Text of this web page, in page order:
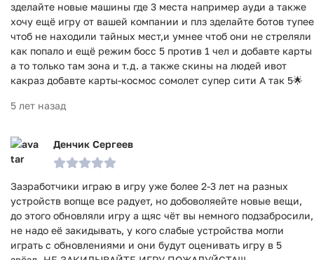
зделайте новые машины где 3 места например ауди а также
хочу ещё игру от вашей компании и плз зделайте ботов тупее
чтоб не находили тайных мест,и умнее чтоб они не стреляли
как попало и ещё режим босс 5 против 1 чел и добавте карты
а то только там зона и т.д. а также скины на людей ивот
какраз добавте карты-космос сомолет супер сити А так 5🌟
5 лет назад
Денчик Сергеев
Зазработчики играю в игру уже более 2-3 лет на разных
устройств вопще все радует, но добоволяейте новые вещи,
до этого обновляли игру а щяс чёт вы немного подзабросили,
не надо её закидывать, у кого слабые устройства могли
играть с обновлениями и они будут оценивать игру в 5